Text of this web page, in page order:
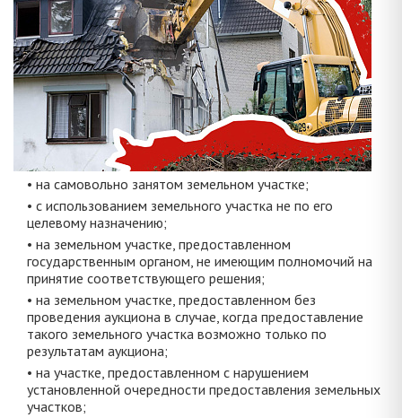
• на самовольно занятом земельном участке;
• с использованием земельного участка не по его
целевому назначению;
• на земельном участке, предоставленном
государственным органом, не имеющим полномочий на
принятие соответствующего решения;
• на земельном участке, предоставленном без
проведения аукциона в случае, когда предоставление
такого земельного участка возможно только по
результатам аукциона;
• на участке, предоставленном с нарушением
установленной очередности предоставления земельных
участков;